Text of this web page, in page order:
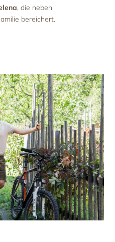
, die neben
bereichert.